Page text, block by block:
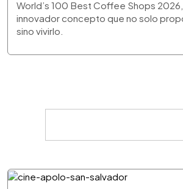
World’s 100 Best Coffee Shops
innovador concepto que no solo
sino vivirlo.